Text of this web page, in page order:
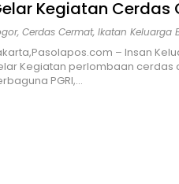
Kegiatan Cerdas
, Cerdas Cermat, Ikatan Keluarga
– Insan
Kegiatan perlombaan cerdas
PGRI,…